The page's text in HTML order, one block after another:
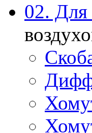
02.